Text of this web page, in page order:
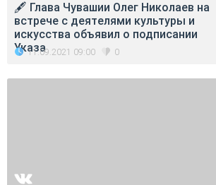
🖋 Глава Чувашии Олег Николаев на
встрече с деятелями культуры и
искусства объявил о подписании
Указа
11.09.2021 09:00 0